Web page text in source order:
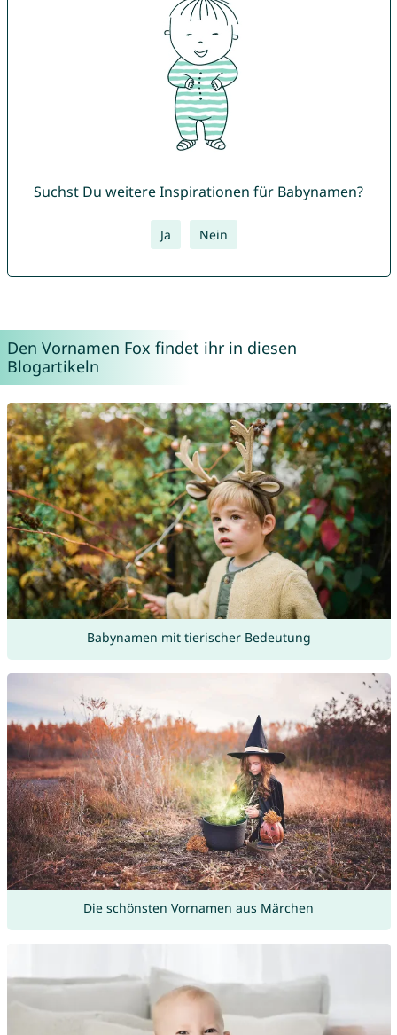
Suchst Du weitere Inspirationen für Babynamen?
Ja Nein
Den Vornamen Fox findet ihr in diesen
Blogartikeln
Babynamen mit tierischer Bedeutung
Die schönsten Vornamen aus Märchen